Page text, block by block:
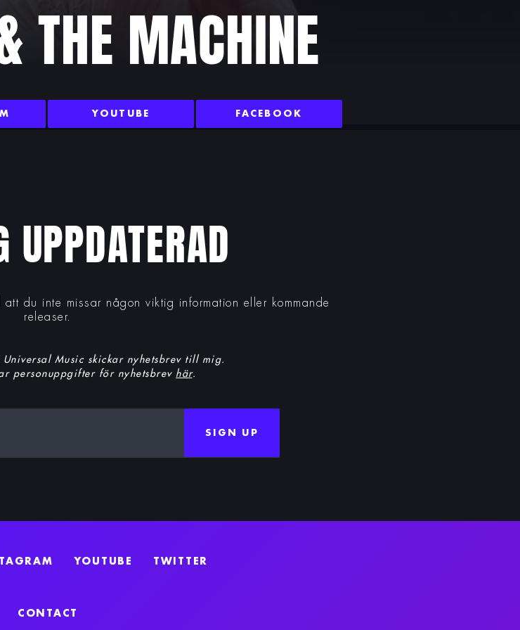
THE MACHINE
YOUTUBE FACEBOOK
UPPDATERAD
du inte missar någon viktig information eller kommande
releaser.
Music skickar nyhetsbrev till mig.
personuppgifter för nyhetsbrev här.
SIGN UP
YOUTUBE TWITTER
CONTACT